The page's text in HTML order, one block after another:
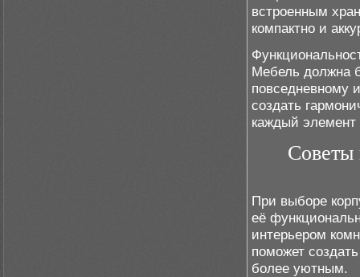
встроенным
компактно и
Мебель должна
повседневному
создать
каждый элемент
Советы
При выборе
её
интерьером
поможет
более уютным.